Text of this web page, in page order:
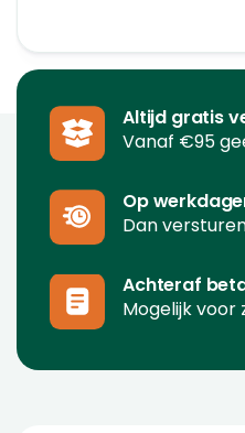
Altijd gratis
Vanaf €95
Op
Dan
Achteraf
Mogelijk voor